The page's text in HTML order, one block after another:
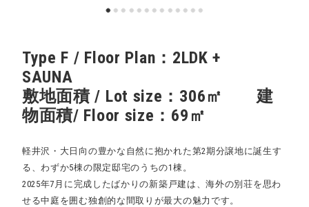
Type F / Floor Plan：2LDK +
SAUNA
敷地面積 / Lot size：306㎡ 建
物面積/ Floor size：69㎡
軽井沢・大日向の豊かな自然に抱かれた第2期分譲地に誕生す
る、わずか5棟の限定邸宅のうちの1棟。
2025年7月に完成したばかりの新築戸建は、海外の別荘を思わ
せる中庭を囲む独創的な間取りが最大の魅力です。